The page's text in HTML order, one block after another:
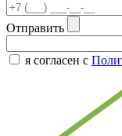
Отправить
я согласен с